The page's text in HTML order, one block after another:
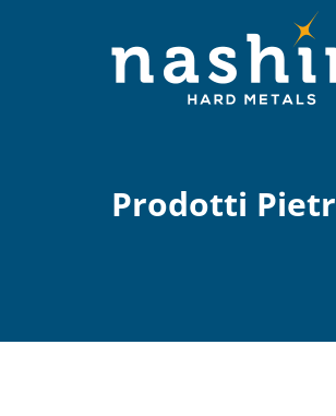
Prodotti